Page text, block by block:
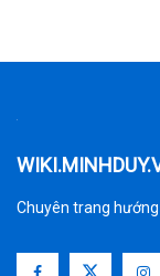
Chuyên trang